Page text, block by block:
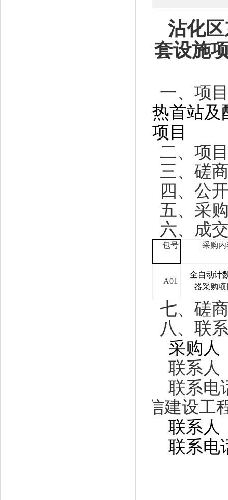
沾化
套设施
一、项
热首站及
项目
二、项
三、磋
四、公
五、采
六、成
包号 采购内
A01
全自动计
器采购项
七、磋
八、联
采购人
联系人
联系电
泰安市正信建设
联系人
联系电